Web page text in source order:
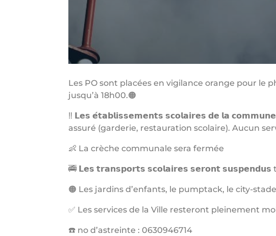
Les PO sont placées en vigilance orange pour le
jusqu’à 18h00.🟠
‼️ 𝗟𝗲𝘀 𝗲́𝘁𝗮𝗯𝗹𝗶𝘀𝘀𝗲𝗺𝗲𝗻𝘁𝘀 𝘀𝗰𝗼𝗹𝗮𝗶𝗿𝗲𝘀 𝗱𝗲 𝗹𝗮
assuré (garderie, restauration scolaire). Aucun
👶 La crèche communale sera fermée
🚎 𝗟𝗲𝘀 𝘁𝗿𝗮𝗻𝘀𝗽𝗼𝗿𝘁𝘀 𝘀𝗰𝗼𝗹𝗮𝗶𝗿𝗲𝘀 𝘀𝗲𝗿𝗼𝗻𝘁
🟠 Les jardins d’enfants, le pumptack, le city-
✅ Les services de la Ville resteront pleinement
☎️ no d’astreinte : 0630946714